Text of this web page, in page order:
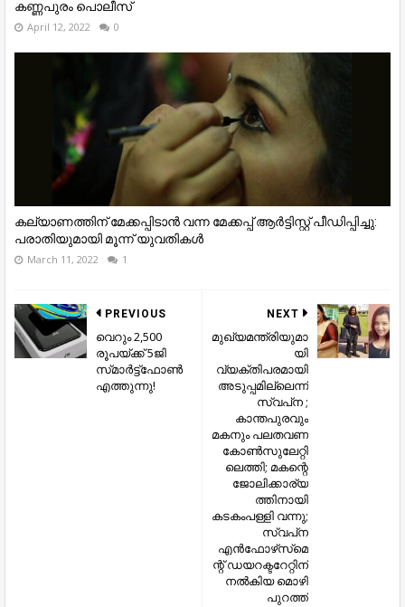
കണ്ണപുരം പൊലീസ്
April 12, 2022 0
കല്യാണത്തിന് മേക്കപ്പിടാൻ വന്ന മേക്കപ്പ് ആർട്ടിസ്റ്റ് പീഡിപ്പിച്ചു:
പരാതിയുമായി മൂന്ന് യുവതികൾ
March 11, 2022 1
NEXT
മുഖ്യമന്ത്രിയുമാ
യി
വ്യക്തിപരമായി
അടുപ്പമില്ലെന്ന്
സ്വപ്‌ന ;
കാന്തപുരവും
മകനും പലതവണ
കോണ്‍സുലേറ്റി
ലെത്തി; മകന്റെ
ജോലിക്കാര്യ
ത്തിനായി
കടകംപള്ളി വന്നു;
സ്വപ്‌ന
എന്‍ഫോഴ്‌സ്‌മെ
ന്റ് ഡയറക്ടറേറ്റിന്
നല്‍കിയ മൊഴി
പുറത്ത്
PREVIOUS
വെറും 2,500
രൂപയ്ക്ക് 5ജി
സ്‍മാർട്ട്‍ഫോൺ
എത്തുന്നു!